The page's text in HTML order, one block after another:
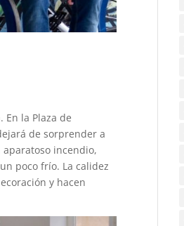
la Plaza de
de sorprender a
incendio,
poco frío. La calidez
y hacen